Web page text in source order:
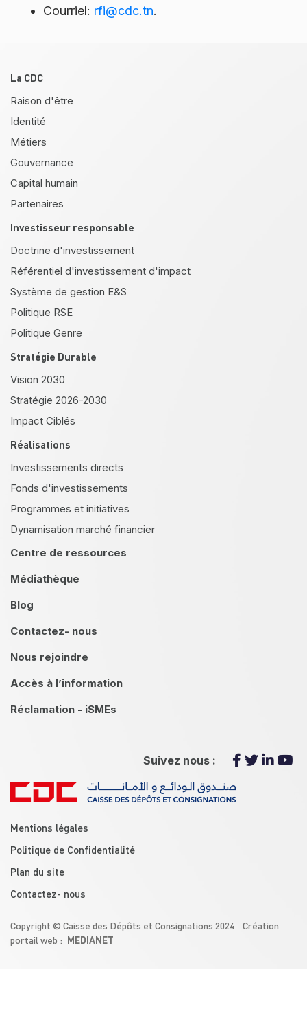
Courriel: rfi@cdc.tn.
Pied de page
La CDC
Raison d'être
Identité
Métiers
Gouvernance
Capital humain
Partenaires
Investisseur responsable
Doctrine d'investissement
Référentiel d'investissement d'impact
Système de gestion E&S
Politique RSE
Politique Genre
Stratégie Durable
Vision 2030
Stratégie 2026-2030
Impact Ciblés
Réalisations
Investissements directs
Fonds d'investissements
Programmes et initiatives
Dynamisation marché financier
Centre de ressources
Médiathèque
Blog
Contactez- nous
Nous rejoindre
Accès à l’information
Réclamation - iSMEs
Suivez nous :
Mentions légales
Politique de Confidentialité
Plan du site
Contactez- nous
Copyright © Caisse des Dépôts et Consignations 2024 Création
portail web : MEDIANET